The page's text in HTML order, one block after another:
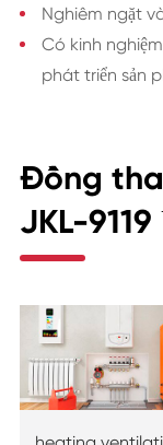
Nghiêm ngặt
Có kinh
phát triển sản
Đồng
JKL-